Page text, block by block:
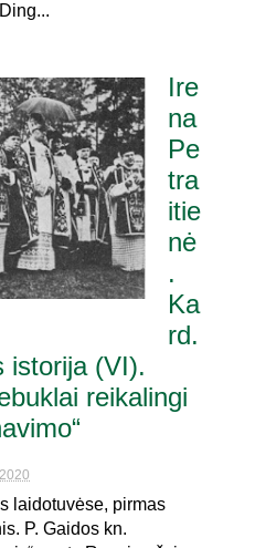
Ire
na
Pe
tra
itie
nė
.
Ka
rd.
istorija (VI).
reikalingi
laidotuvėse, pirmas
P. Gaidos kn.